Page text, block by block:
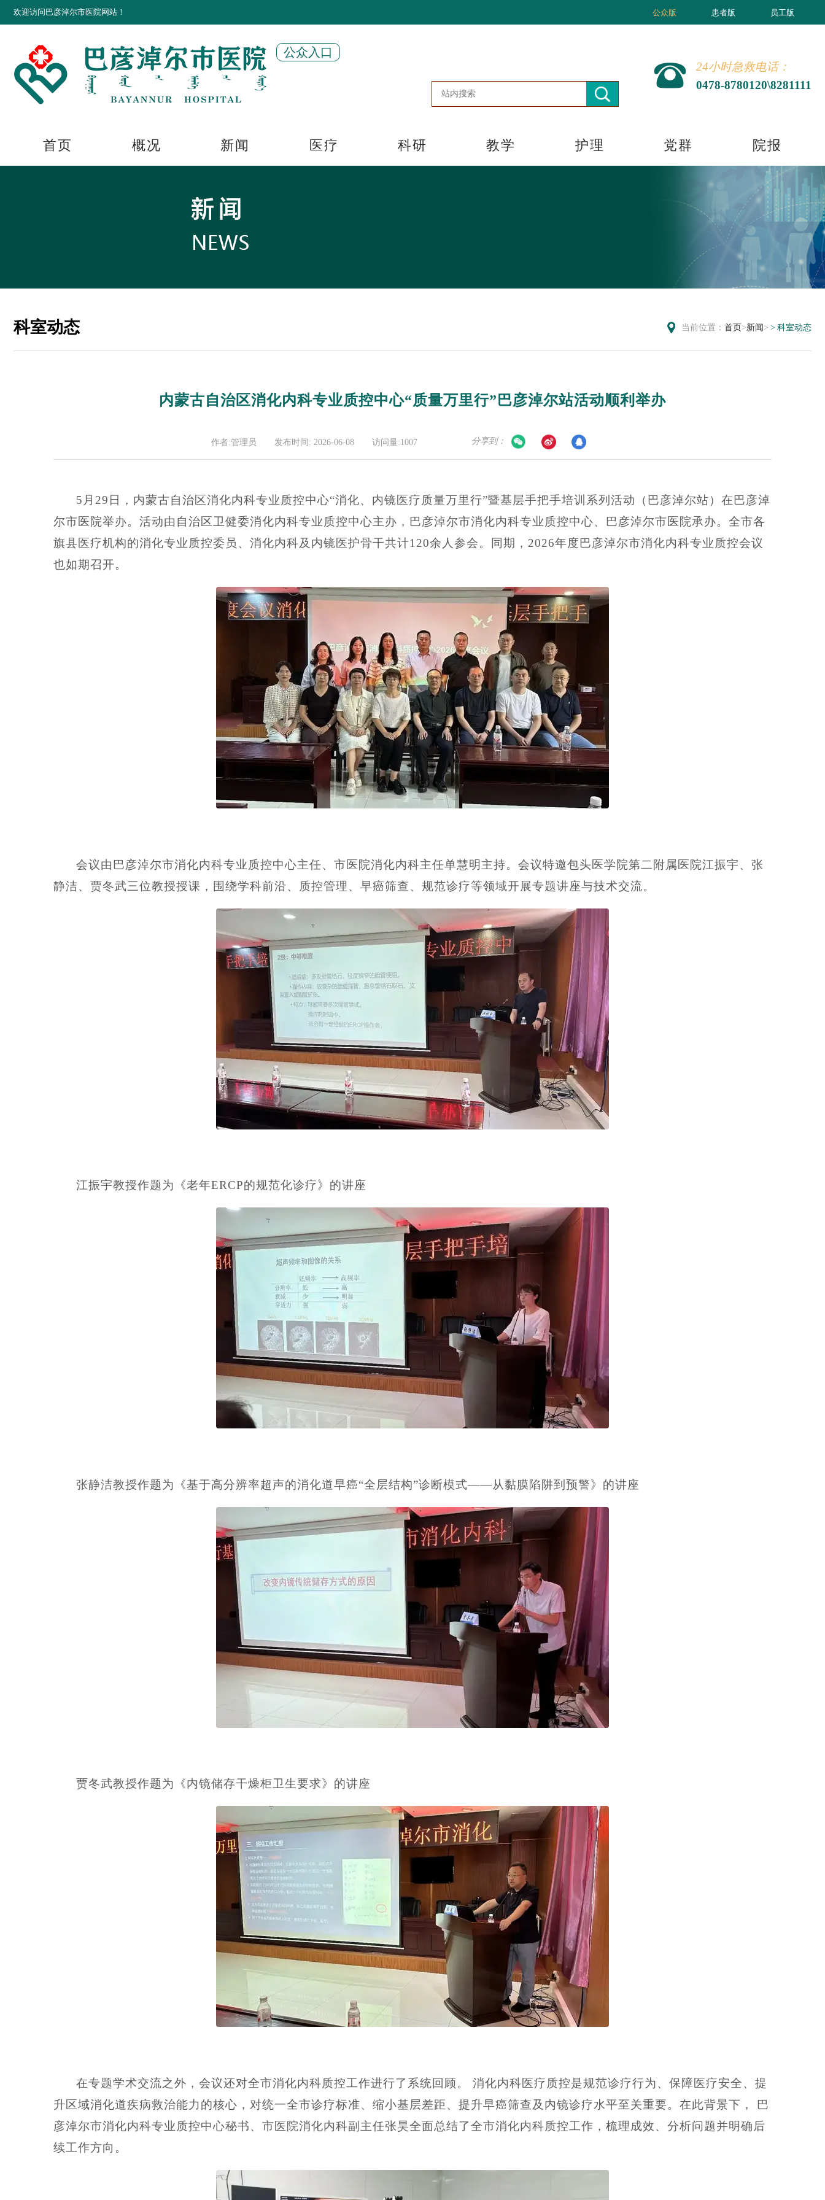
欢迎访问巴彦淖尔市医院网站！ 公众版 患者版 员工版
公众入口
24小时急救电话：
0478-8780120\8281111
首页 概况 新闻 医疗 科研 教学 护理 党群 院报
科室动态 当前位置： 首页>新闻> 科室动态
内蒙古自治区消化内科专业质控中心“质量万里行”巴彦淖尔站活动顺利举办
作者:管理员 发布时间: 2026-06-08 访问量:1007 分享到：
5月29日，内蒙古自治区消化内科专业质控中心“消化、内镜医疗质量万里行”暨基层手把手培训系列活动（巴彦淖尔站）在巴彦淖
尔市医院举办。活动由自治区卫健委消化内科专业质控中心主办，巴彦淖尔市消化内科专业质控中心、巴彦淖尔市医院承办。全市各
旗县医疗机构的消化专业质控委员、消化内科及内镜医护骨干共计120余人参会。同期，2026年度巴彦淖尔市消化内科专业质控会议
也如期召开。
会议由巴彦淖尔市消化内科专业质控中心主任、市医院消化内科主任单慧明主持。会议特邀包头医学院第二附属医院江振宇、张
静洁、贾冬武三位教授授课，围绕学科前沿、质控管理、早癌筛查、规范诊疗等领域开展专题讲座与技术交流。
江振宇教授作题为《老年ERCP的规范化诊疗》的讲座
张静洁教授作题为《基于高分辨率超声的消化道早癌“全层结构”诊断模式——从黏膜陷阱到预警》的讲座
贾冬武教授作题为《内镜储存干燥柜卫生要求》的讲座
在专题学术交流之外，会议还对全市消化内科质控工作进行了系统回顾。 消化内科医疗质控是规范诊疗行为、保障医疗安全、提
升区域消化道疾病救治能力的核心，对统一全市诊疗标准、缩小基层差距、提升早癌筛查及内镜诊疗水平至关重要。在此背景下， 巴
彦淖尔市消化内科专业质控中心秘书、市医院消化内科副主任张昊全面总结了全市消化内科质控工作，梳理成效、分析问题并明确后
续工作方向。